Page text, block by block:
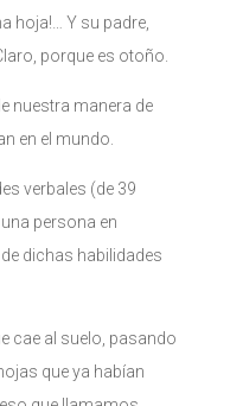
hoja!… Y su padre,
porque es otoño.
nuestra manera de
en el mundo.
verbales (de 39
persona en
dichas habilidades
cae al suelo, pasando
que ya habían